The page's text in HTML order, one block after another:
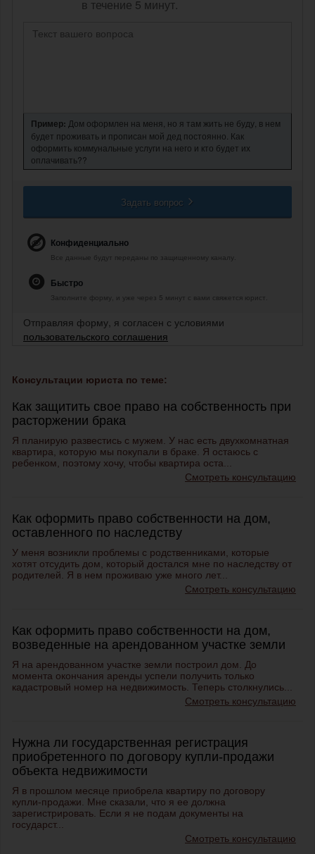
в течение 5 минут.
Пример: Дом оформлен на меня, но я там жить не буду, в нем
будет проживать и прописан мой дед постоянно. Как
оформить коммунальные услуги на него и кто будет их
оплачивать??
Задать вопрос
Конфиденциально
Все данные будут переданы по защищенному каналу.
Быстро
Заполните форму, и уже через 5 минут с вами свяжется юрист.
Отправляя форму, я согласен с условиями
пользовательского соглашения
Консультации юриста по теме:
Как защитить свое право на собственность при
расторжении брака
Я планирую развестись с мужем. У нас есть двухкомнатная
квартира, которую мы покупали в браке. Я остаюсь с
ребенком, поэтому хочу, чтобы квартира оста...
Смотреть консультацию
Как оформить право собственности на дом,
оставленного по наследству
У меня возникли проблемы с родственниками, которые
хотят отсудить дом, который достался мне по наследству от
родителей. Я в нем проживаю уже много лет...
Смотреть консультацию
Как оформить право собственности на дом,
возведенные на арендованном участке земли
Я на арендованном участке земли построил дом. До
момента окончания аренды успели получить только
кадастровый номер на недвижимость. Теперь столкнулись...
Смотреть консультацию
Нужна ли государственная регистрация
приобретенного по договору купли-продажи
объекта недвижимости
Я в прошлом месяце приобрела квартиру по договору
купли-продажи. Мне сказали, что я ее должна
зарегистрировать. Если я не подам документы на
государст...
Смотреть консультацию